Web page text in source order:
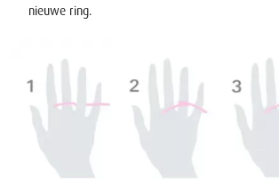
nieuwe ring.